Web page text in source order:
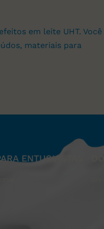
em leite UHT. Você
materiais para
ENTUSIASTAS